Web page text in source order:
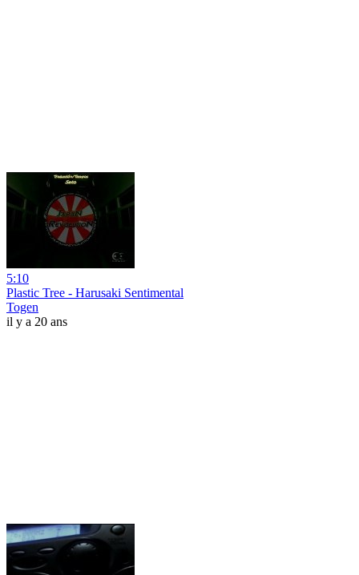
5:10
Plastic Tree - Harusaki Sentimental
Togen
il y a 20 ans